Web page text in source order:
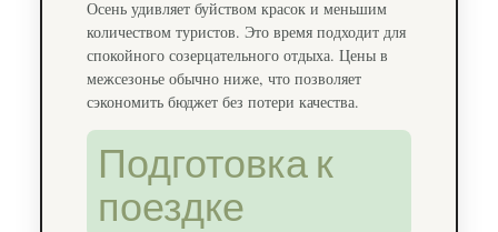
Осень удивляет буйством красок и меньшим
количеством туристов. Это время подходит для
спокойного созерцательного отдыха. Цены в
межсезонье обычно ниже, что позволяет
сэкономить бюджет без потери качества.
Подготовка к
поездке